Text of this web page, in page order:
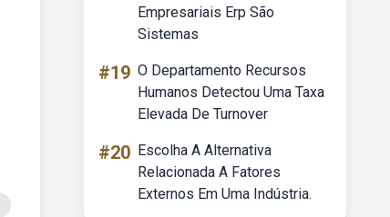
Empresariais Erp São
Sistemas
#19 O Departamento Recursos
Humanos Detectou Uma Taxa
Elevada De Turnover
#20 Escolha A Alternativa
Relacionada A Fatores
Externos Em Uma Indústria.